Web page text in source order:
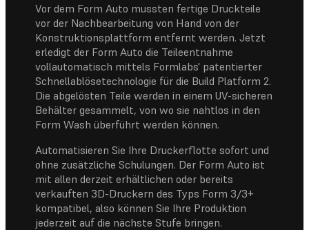
Vor dem Form Auto mussten fertige Druckteile
vor der Nachbearbeitung von Hand von der
Konstruktionsplattform entfernt werden. Jetzt
erledigt der Form Auto die Teileentnahme
vollautomatisch mittels Formlabs' patentierter
Schnellablösetechnologie für die Build Platform 2.
Die abgelösten Teile werden in einem UV-sicheren
Behälter gesammelt, von wo sie nahtlos in den
Form Wash überführt werden können.
Automatisieren Sie Ihre Druckerflotte sofort und
ohne zusätzliche Schulungen. Der Form Auto ist
mit allen derzeit erhältlichen oder bereits
verkauften 3D-Druckern des Typs Form 3/3+
kompatibel, also können Sie Ihre Produktion
jederzeit auf die nächste Stufe bringen.